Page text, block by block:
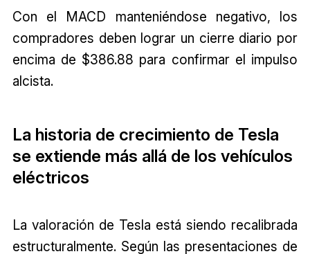
Con el MACD manteniéndose negativo, los
compradores deben lograr un cierre diario por
encima de $386.88 para confirmar el impulso
alcista.
La historia de crecimiento de Tesla
se extiende más allá de los vehículos
eléctricos
La valoración de Tesla está siendo recalibrada
estructuralmente. Según las presentaciones de